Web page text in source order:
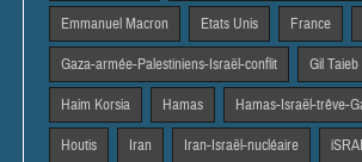
Emmanuel Macron Etats Unis France
Gaza-armée-Palestiniens-Israël-conflit Gil Taieb
Haim Korsia Hamas Hamas-Israël-trêve-
Houtis Iran Iran-Israël-nucléaire